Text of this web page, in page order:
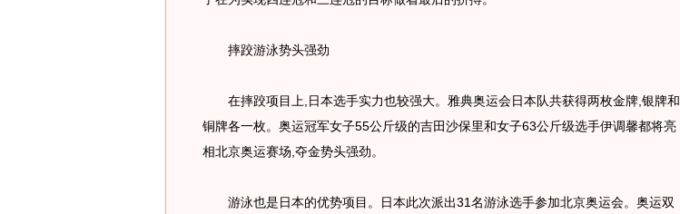
摔跤游泳势头强劲
在摔跤项目上,日本选手实力也较强大。雅典奥运会日本队共获得两枚金牌,银牌和
铜牌各一枚。奥运冠军女子55公斤级的吉田沙保里和女子63公斤级选手伊调馨都将亮
相北京奥运赛场,夺金势头强劲。
游泳也是日本的优势项目。日本此次派出31名游泳选手参加北京奥运会。奥运双